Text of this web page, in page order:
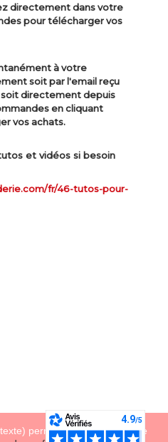
directement dans votre
pour télécharger vos
à votre
soit par l'email reçu
directement depuis
en cliquant
vos achats.
et vidéos si besoin
fr/46-tutos-pour-
permettent de suivre votre